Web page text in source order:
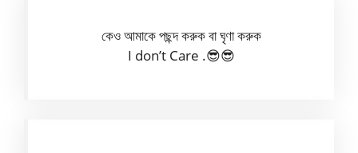
কেও আমাকে পছন্দ করুক বা ঘৃণা করুক
I don’t Care .😎😎